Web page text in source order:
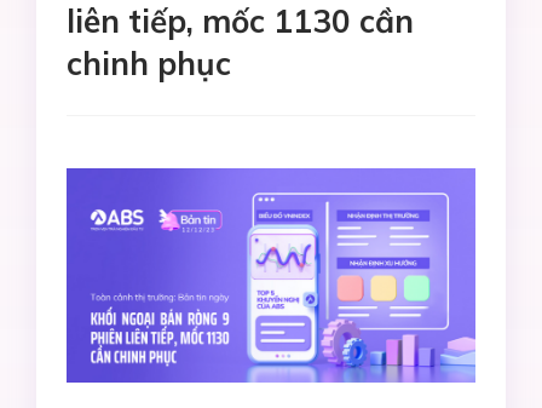
liên tiếp, mốc 1130 cần
chinh phục